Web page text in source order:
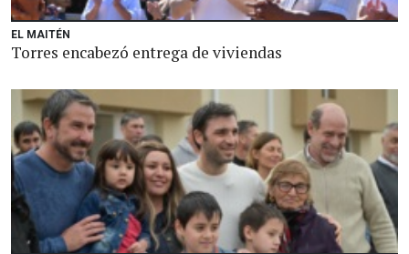
EL MAITÉN
Torres encabezó entrega de viviendas